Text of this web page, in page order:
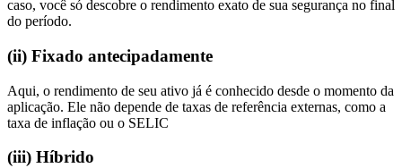
caso, você só descobre o rendimento exato de sua segurança no final
do período.
(ii) Fixado antecipadamente
Aqui, o rendimento de seu ativo já é conhecido desde o momento da
aplicação. Ele não depende de taxas de referência externas, como a
taxa de inflação ou o SELIC
(iii) Híbrido